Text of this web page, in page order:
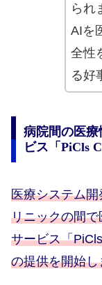
られ
AIを
全性
る好
病院間の医
ビス「PiCls
医療システム
リニックの間
サービス「
の提供を開始し